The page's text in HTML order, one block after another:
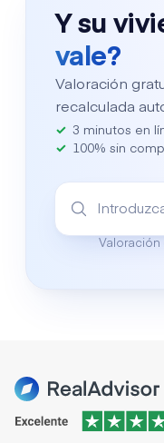
Y su
vale?
Valoración
recalculada
3 minutos en
100% sin
Valoración